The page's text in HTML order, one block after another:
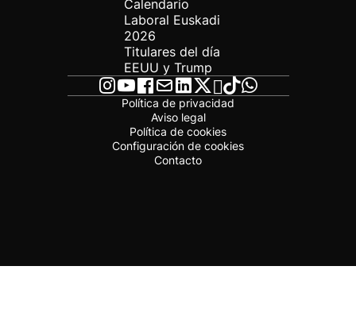
Calendario
Laboral Euskadi
2026
Titulares del día
EEUU y Trump
Política de privacidad
Aviso legal
Política de cookies
Configuración de cookies
Contacto